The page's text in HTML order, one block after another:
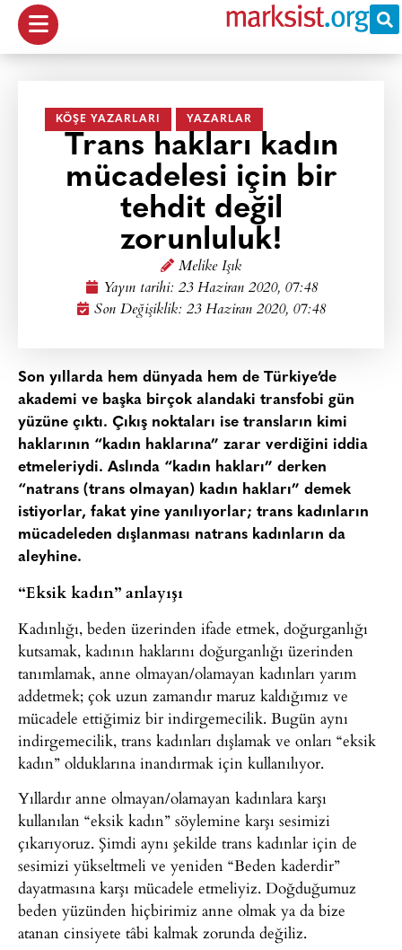
KÖŞE YAZARLARI YAZARLAR
Trans hakları kadın
mücadelesi için bir
tehdit değil
zorunluluk!
Melike Işık
Yayın tarihi: 23 Haziran 2020, 07:48
Son Değişiklik: 23 Haziran 2020, 07:48
Son yıllarda hem dünyada hem de Türkiye’de
akademi ve başka birçok alandaki transfobi gün
yüzüne çıktı. Çıkış noktaları ise transların kimi
haklarının “kadın haklarına” zarar verdiğini iddia
etmeleriydi. Aslında “kadın hakları” derken
“natrans (trans olmayan) kadın hakları” demek
istiyorlar, fakat yine yanılıyorlar; trans kadınların
mücadeleden dışlanması natrans kadınların da
aleyhine.
“Eksik kadın” anlayışı
Kadınlığı, beden üzerinden ifade etmek, doğurganlığı
kutsamak, kadının haklarını doğurganlığı üzerinden
tanımlamak, anne olmayan/olamayan kadınları yarım
addetmek; çok uzun zamandır maruz kaldığımız ve
mücadele ettiğimiz bir indirgemecilik. Bugün aynı
indirgemecilik, trans kadınları dışlamak ve onları “eksik
kadın” olduklarına inandırmak için kullanılıyor.
Yıllardır anne olmayan/olamayan kadınlara karşı
kullanılan “eksik kadın” söylemine karşı sesimizi
çıkarıyoruz. Şimdi aynı şekilde trans kadınlar için de
sesimizi yükseltmeli ve yeniden “Beden kaderdir”
dayatmasına karşı mücadele etmeliyiz. Doğduğumuz
beden yüzünden hiçbirimiz anne olmak ya da bize
atanan cinsiyete tâbi kalmak zorunda değiliz.